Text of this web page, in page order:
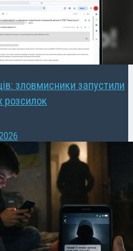
зловмисники запустили
розсилок